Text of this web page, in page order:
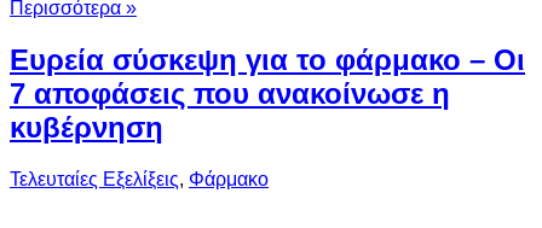
Περισσότερα »
Ευρεία σύσκεψη για το φάρμακο – Οι
7 αποφάσεις που ανακοίνωσε η
κυβέρνηση
Τελευταίες Εξελίξεις, Φάρμακο